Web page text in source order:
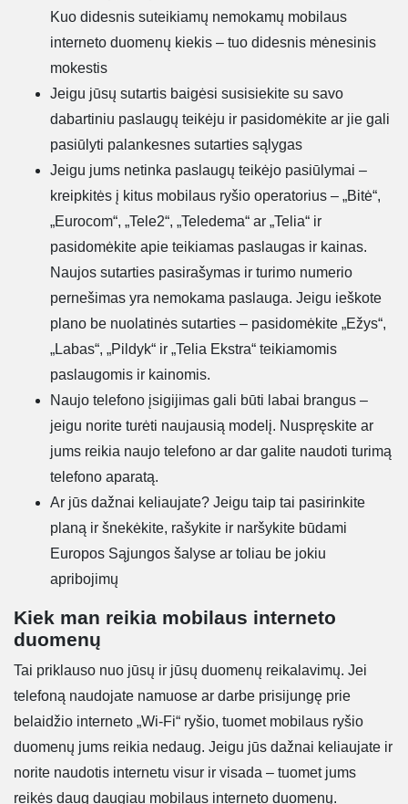
Kuo didesnis suteikiamų nemokamų mobilaus
interneto duomenų kiekis – tuo didesnis mėnesinis
mokestis
Jeigu jūsų sutartis baigėsi susisiekite su savo
dabartiniu paslaugų teikėju ir pasidomėkite ar jie gali
pasiūlyti palankesnes sutarties sąlygas
Jeigu jums netinka paslaugų teikėjo pasiūlymai –
kreipkitės į kitus mobilaus ryšio operatorius – „Bitė“,
„Eurocom“, „Tele2“, „Teledema“ ar „Telia“ ir
pasidomėkite apie teikiamas paslaugas ir kainas.
Naujos sutarties pasirašymas ir turimo numerio
pernešimas yra nemokama paslauga. Jeigu ieškote
plano be nuolatinės sutarties – pasidomėkite „Ežys“,
„Labas“, „Pildyk“ ir „Telia Ekstra“ teikiamomis
paslaugomis ir kainomis.
Naujo telefono įsigijimas gali būti labai brangus –
jeigu norite turėti naujausią modelį. Nuspręskite ar
jums reikia naujo telefono ar dar galite naudoti turimą
telefono aparatą.
Ar jūs dažnai keliaujate? Jeigu taip tai pasirinkite
planą ir šnekėkite, rašykite ir naršykite būdami
Europos Sąjungos šalyse ar toliau be jokiu
apribojimų
Kiek man reikia mobilaus interneto
duomenų
Tai priklauso nuo jūsų ir jūsų duomenų reikalavimų. Jei
telefoną naudojate namuose ar darbe prisijungę prie
belaidžio interneto „Wi-Fi“ ryšio, tuomet mobilaus ryšio
duomenų jums reikia nedaug. Jeigu jūs dažnai keliaujate ir
norite naudotis internetu visur ir visada – tuomet jums
reikės daug daugiau mobilaus interneto duomenų.